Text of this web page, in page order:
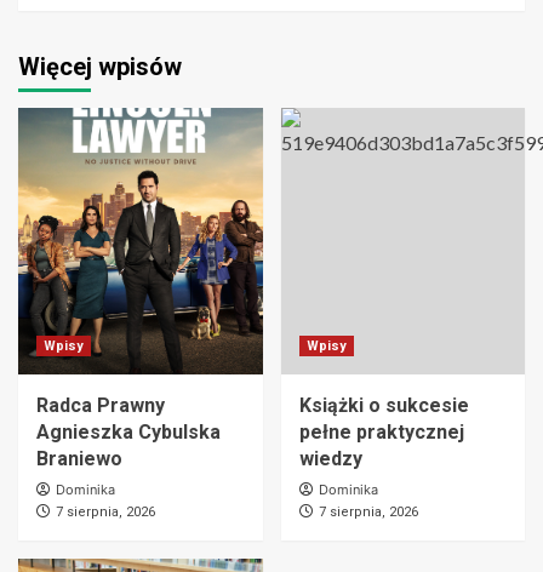
Więcej wpisów
Wpisy
Radca Prawny
Agnieszka Cybulska
Braniewo
Dominika
7 sierpnia, 2026
Wpisy
Książki o sukcesie
pełne praktycznej
wiedzy
Dominika
7 sierpnia, 2026